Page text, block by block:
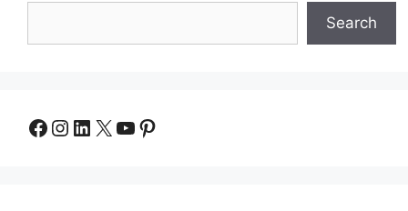
Search
Facebook
Instagram
LinkedIn
X YouTube
Pinterest